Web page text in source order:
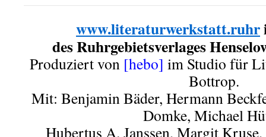
www.literaturwerkstatt.ruhr
des Ruhrgebietsverlages
Produziert von [hebo] im Studio für
Bottrop.
Mit: Benjamin Bäder, Hermann
Domke, Michael
Hubertus A. Janssen, Margit